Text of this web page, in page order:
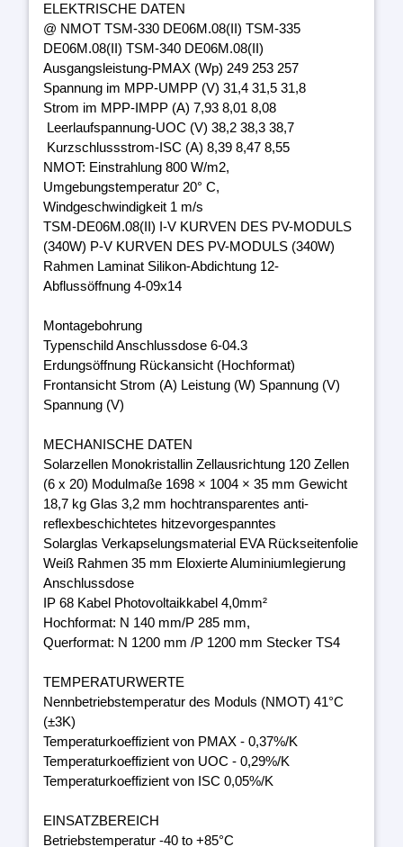
ELEKTRISCHE DATEN
@ NMOT TSM-330 DE06M.08(II) TSM-335
DE06M.08(II) TSM-340 DE06M.08(II)
Ausgangsleistung-PMAX (Wp) 249 253 257
Spannung im MPP-UMPP (V) 31,4 31,5 31,8
Strom im MPP-IMPP (A) 7,93 8,01 8,08
Leerlaufspannung-UOC (V) 38,2 38,3 38,7
Kurzschlussstrom-ISC (A) 8,39 8,47 8,55
NMOT: Einstrahlung 800 W/m2,
Umgebungstemperatur 20° C,
Windgeschwindigkeit 1 m/s
TSM-DE06M.08(II) I-V KURVEN DES PV-MODULS
(340W) P-V KURVEN DES PV-MODULS (340W)
Rahmen Laminat Silikon-Abdichtung 12-
Abflussöffnung 4-09x14
Montagebohrung
Typenschild Anschlussdose 6-04.3
Erdungsöffnung Rückansicht (Hochformat)
Frontansicht Strom (A) Leistung (W) Spannung (V)
Spannung (V)
MECHANISCHE DATEN
Solarzellen Monokristallin Zellausrichtung 120 Zellen
(6 x 20) Modulmaße 1698 × 1004 × 35 mm Gewicht
18,7 kg Glas 3,2 mm hochtransparentes anti-
reflexbeschichtetes hitzevorgespanntes
Solarglas Verkapselungsmaterial EVA Rückseitenfolie
Weiß Rahmen 35 mm Eloxierte Aluminiumlegierung
Anschlussdose
IP 68 Kabel Photovoltaikkabel 4,0mm²
Hochformat: N 140 mm/P 285 mm,
Querformat: N 1200 mm /P 1200 mm Stecker TS4
TEMPERATURWERTE
Nennbetriebstemperatur des Moduls (NMOT) 41°C
(±3K)
Temperaturkoeffizient von PMAX - 0,37%/K
Temperaturkoeffizient von UOC - 0,29%/K
Temperaturkoeffizient von ISC 0,05%/K
EINSATZBEREICH
Betriebstemperatur -40 to +85°C